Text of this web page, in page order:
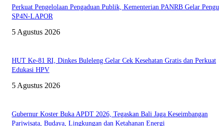
Perkuat Pengelolaan Pengaduan Publik, Kementerian PANRB Gelar
SP4N-LAPOR
5 Agustus 2026
HUT Ke-81 RI, Dinkes Buleleng Gelar Cek Kesehatan Gratis dan Perkuat
Edukasi HPV
5 Agustus 2026
Gubernur Koster Buka APDT 2026, Tegaskan Bali Jaga Keseimbangan
Pariwisata, Budaya, Lingkungan dan Ketahanan Energi